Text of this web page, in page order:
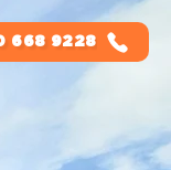
668 9228